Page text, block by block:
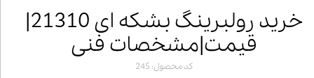
خرید رولبرینگ بشکه ای 21310|
قیمت|مشخصات فنی
کد محصول: 245